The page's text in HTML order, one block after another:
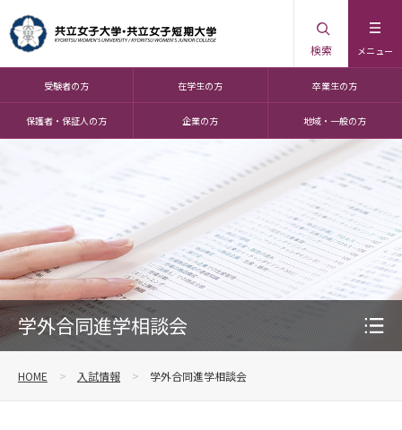
メニュー
検索
受験者の方 在学生の方 卒業生の方
保護者・保証人の方 企業の方 地域・一般の方
学外合同進学相談会
HOME 入試情報 学外合同進学相談会